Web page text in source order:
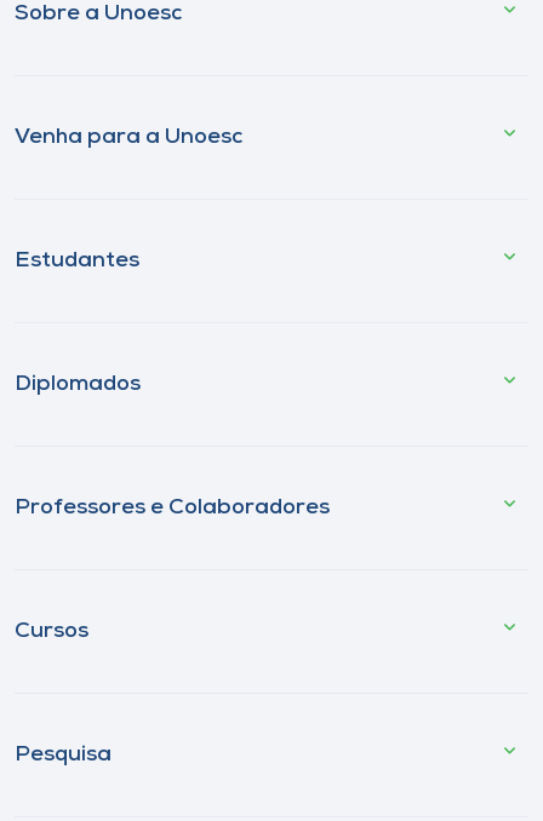
Sobre a Unoesc
Venha para a Unoesc
Estudantes
Diplomados
Professores e Colaboradores
Cursos
Pesquisa